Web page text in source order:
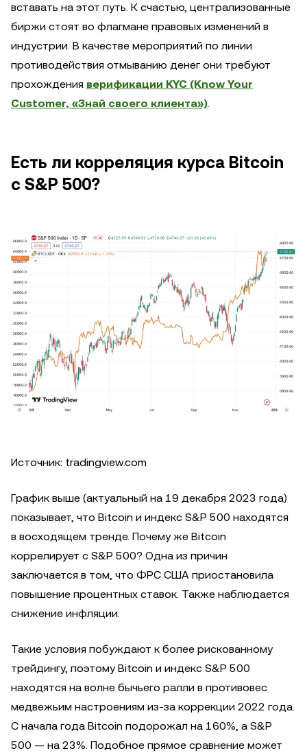
вставать на этот путь. К счастью, централизованные
биржи стоят во флагмане правовых изменений в
индустрии. В качестве мероприятий по линии
противодействия отмыванию денег они требуют
прохождения верификации KYC (Know Your
Customer, «Знай своего клиента»).
Есть ли корреляция курса Bitcoin
с S&P 500?
Источник: tradingview.com
График выше (актуальный на 19 декабря 2023 года)
показывает, что Bitcoin и индекс S&P 500 находятся
в восходящем тренде. Почему же Bitcoin
коррелирует с S&P 500? Одна из причин
заключается в том, что ФРС США приостановила
повышение процентных ставок. Также наблюдается
снижение инфляции.
Такие условия побуждают к более рискованному
трейдингу, поэтому Bitcoin и индекс S&P 500
находятся на волне бычьего ралли в противовес
медвежьим настроениям из-за коррекции 2022 года.
С начала года Bitcoin подорожал на 160%, а S&P
500 — на 23%. Подобное прямое сравнение может